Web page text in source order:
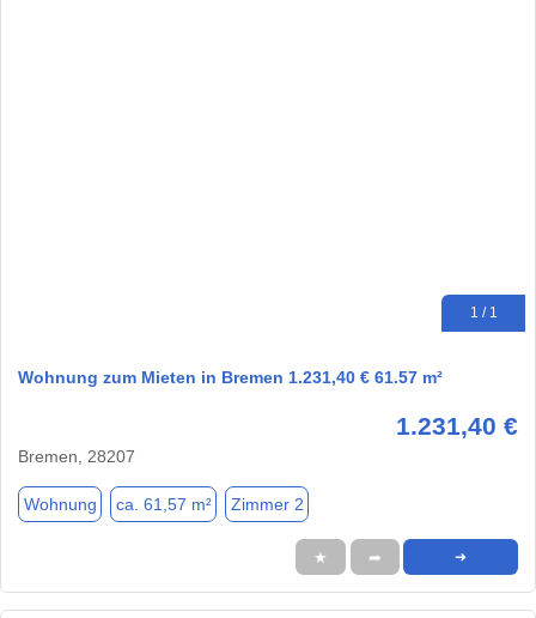
1 / 1
Wohnung zum Mieten in Bremen 1.231,40 € 61.57 m²
1.231,40 €
Bremen, 28207
Wohnung ca. 61,57 m² Zimmer 2
★ ➦ ➜